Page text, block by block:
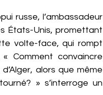
russe, l’ambassadeur
États-Unis, promettant
volte-face, qui rompt
Comment convaincre
alors que même
» s’interroge un